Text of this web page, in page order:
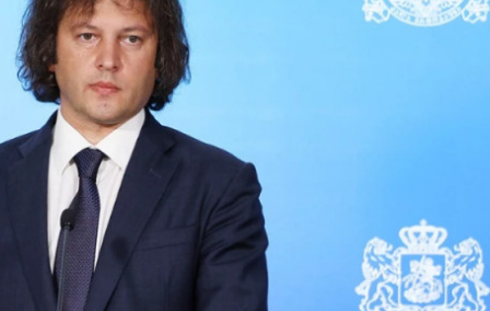
ბიზნესი & ეკონომიკა ბიზნესი & ეკონომიკა